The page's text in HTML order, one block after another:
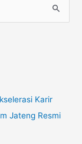
Karir
Jateng Resmi